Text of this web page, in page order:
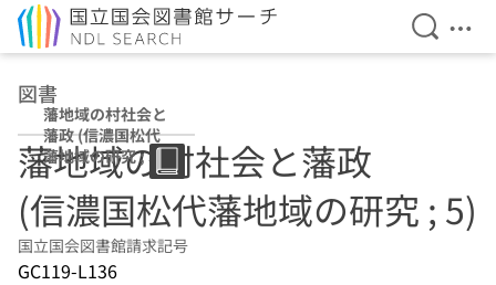
検索を
メ
図書
藩地域の村社会と
藩政 (信濃国松代
藩地域の研究 ; 5)
藩地域の村社会と藩政
(信濃国松代藩地域の研究 ; 5)
国立国会図書館請求記号
GC119-L136